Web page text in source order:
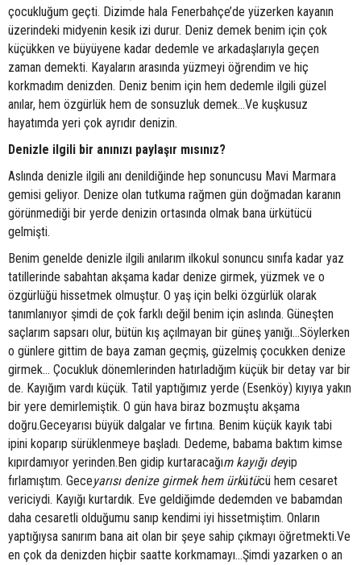
çocukluğum geçti. Dizimde hala Fenerbahçe’de yüzerken kayanın
üzerindeki midyenin kesik izi durur. Deniz demek benim için çok
küçükken ve büyüyene kadar dedemle ve arkadaşlarıyla geçen
zaman demekti. Kayaların arasında yüzmeyi öğrendim ve hiç
korkmadım denizden. Deniz benim için hem dedemle ilgili güzel
anılar, hem özgürlük hem de sonsuzluk demek…Ve kuşkusuz
hayatımda yeri çok ayrıdır denizin.
Denizle ilgili bir anınızı paylaşır mısınız?
Aslında denizle ilgili anı denildiğinde hep sonuncusu Mavi Marmara
gemisi geliyor. Denize olan tutkuma rağmen gün doğmadan karanın
görünmediği bir yerde denizin ortasında olmak bana ürkütücü
gelmişti.
Benim genelde denizle ilgili anılarım ilkokul sonuncu sınıfa kadar yaz
tatillerinde sabahtan akşama kadar denize girmek, yüzmek ve o
özgürlüğü hissetmek olmuştur. O yaş için belki özgürlük olarak
tanımlanıyor şimdi de çok farklı değil benim için aslında. Güneşten
saçlarım sapsarı olur, bütün kış açılmayan bir güneş yanığı…Söylerken
o günlere gittim de baya zaman geçmiş, güzelmiş çocukken denize
girmek… Çocukluk dönemlerinden hatırladığım küçük bir detay var bir
de. Kayığım vardı küçük. Tatil yaptığımız yerde (Esenköy) kıyıya yakın
bir yere demirlemiştik. O gün hava biraz bozmuştu akşama
doğru.Geceyarısı büyük dalgalar ve fırtına. Benim küçük kayık tabi
ipini koparıp sürüklenmeye başladı. Dedeme, babama baktım kimse
kıpırdamıyor yerinden.Ben gidip kurtaracağım kayığı deyip
fırlamıştım. Geceyarısı denize girmek hem ürkütücü hem cesaret
vericiydi. Kayığı kurtardık. Eve geldiğimde dedemden ve babamdan
daha cesaretli olduğumu sanıp kendimi iyi hissetmiştim. Onların
yaptığıysa sanırım bana ait olan bir şeye sahip çıkmayı öğretmekti.Ve
en çok da denizden hiçbir saatte korkmamayı…Şimdi yazarken o an